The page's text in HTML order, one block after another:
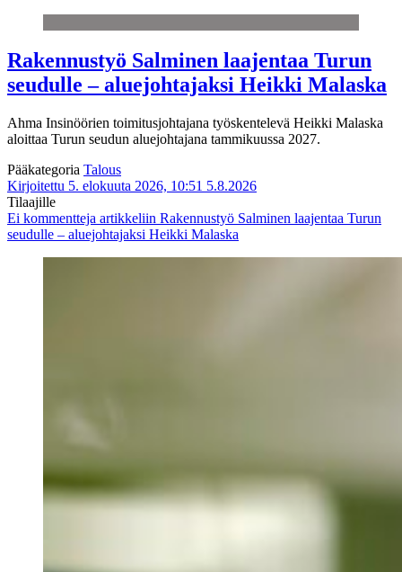
Rakennustyö Salminen laajentaa Turun
seudulle – aluejohtajaksi Heikki Malaska
Ahma Insinöörien toimitusjohtajana työskentelevä Heikki Malaska
aloittaa Turun seudun aluejohtajana tammikuussa 2027.
Pääkategoria Talous
Kirjoitettu 5. elokuuta 2026, 10:51 5.8.2026
Tilaajille
Ei kommentteja artikkeliin Rakennustyö Salminen laajentaa Turun
seudulle – aluejohtajaksi Heikki Malaska